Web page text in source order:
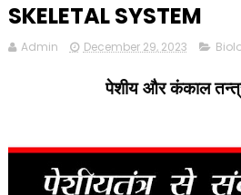
SKELETAL SYSTEM
Admin December 29, 2023
पेशीय और कंकाल